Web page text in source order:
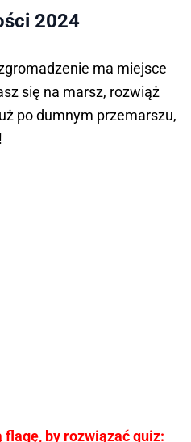
2024
ma miejsce
się na marsz, rozwiąż
po dumnym przemarszu,
by rozwiązać quiz: